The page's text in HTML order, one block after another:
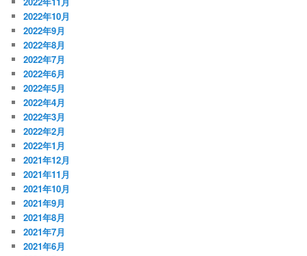
2022年10月
2022年9月
2022年8月
2022年7月
2022年6月
2022年5月
2022年4月
2022年3月
2022年2月
2022年1月
2021年12月
2021年11月
2021年10月
2021年9月
2021年8月
2021年7月
2021年6月